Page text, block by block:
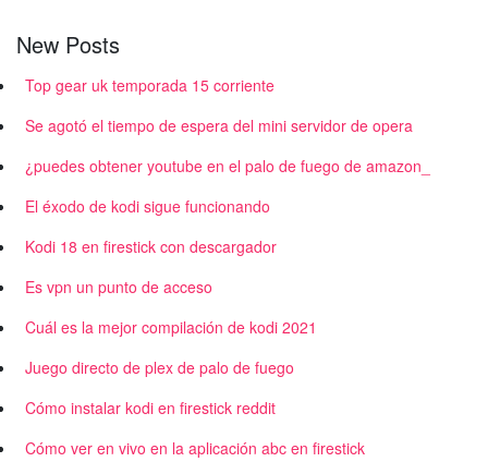
New Posts
Top gear uk temporada 15 corriente
Se agotó el tiempo de espera del mini servidor de opera
¿puedes obtener youtube en el palo de fuego de amazon_
El éxodo de kodi sigue funcionando
Kodi 18 en firestick con descargador
Es vpn un punto de acceso
Cuál es la mejor compilación de kodi 2021
Juego directo de plex de palo de fuego
Cómo instalar kodi en firestick reddit
Cómo ver en vivo en la aplicación abc en firestick